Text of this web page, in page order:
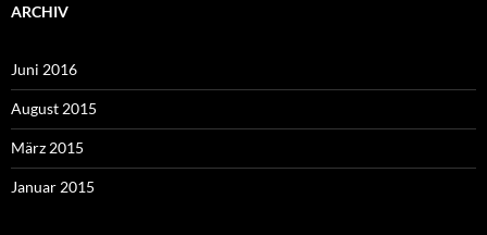
ARCHIV
Juni 2016
August 2015
März 2015
Januar 2015